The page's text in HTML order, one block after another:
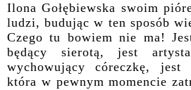
Ilona Gołębiewska swoim
ludzi, budując w ten sposób
Czego tu bowiem nie ma!
będący sierotą, jest
wychowujący córeczkę, jest
która w pewnym momencie